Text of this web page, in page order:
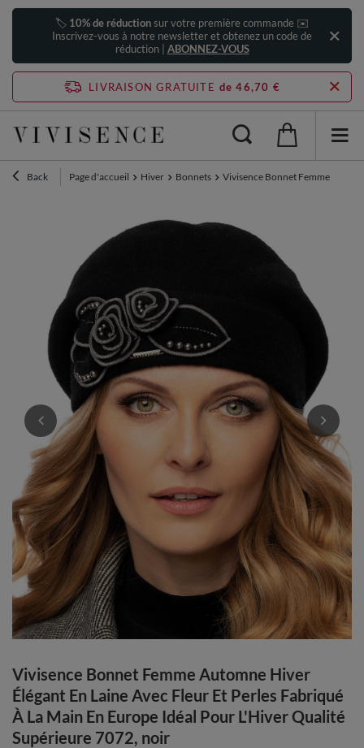
🏷️ 10% de réductionsur votre première commande ✉️
Inscrivez-vous à notre newsletter et obtenez un code de
réduction | ABONNEZ-VOUS
LIVRAISON GRATUITE de 46,70 €
Back Page d'accueil Hiver Bonnets Vivisence Bonnet Femme
Vivisence Bonnet Femme Automne Hiver
Élégant En Laine Avec Fleur Et Perles Fabriqué
À La Main En Europe Idéal Pour L'Hiver Qualité
Supérieure 7072, noir